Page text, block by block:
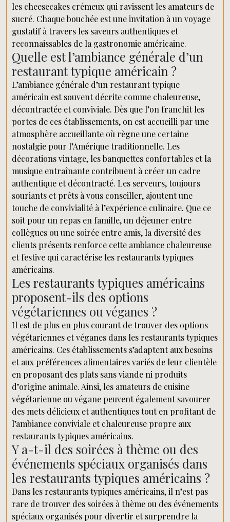
les cheesecakes crémeux qui ravissent les amateurs de
sucré. Chaque bouchée est une invitation à un voyage
gustatif à travers les saveurs authentiques et
reconnaissables de la gastronomie américaine.
Quelle est l’ambiance générale d’un
restaurant typique américain ?
L’ambiance générale d’un restaurant typique
américain est souvent décrite comme chaleureuse,
décontractée et conviviale. Dès que l’on franchit les
portes de ces établissements, on est accueilli par une
atmosphère accueillante où règne une certaine
nostalgie pour l’Amérique traditionnelle. Les
décorations vintage, les banquettes confortables et la
musique entraînante contribuent à créer un cadre
authentique et décontracté. Les serveurs, toujours
souriants et prêts à vous conseiller, ajoutent une
touche de convivialité à l’expérience culinaire. Que ce
soit pour un repas en famille, un déjeuner entre
collègues ou une soirée entre amis, la diversité des
clients présents renforce cette ambiance chaleureuse
et festive qui caractérise les restaurants typiques
américains.
Les restaurants typiques américains
proposent-ils des options
végétariennes ou véganes ?
Il est de plus en plus courant de trouver des options
végétariennes et véganes dans les restaurants typiques
américains. Ces établissements s’adaptent aux besoins
et aux préférences alimentaires variés de leur clientèle
en proposant des plats sans viande ni produits
d’origine animale. Ainsi, les amateurs de cuisine
végétarienne ou végane peuvent également savourer
des mets délicieux et authentiques tout en profitant de
l’ambiance conviviale et chaleureuse propre aux
restaurants typiques américains.
Y a-t-il des soirées à thème ou des
événements spéciaux organisés dans
les restaurants typiques américains ?
Dans les restaurants typiques américains, il n’est pas
rare de trouver des soirées à thème ou des événements
spéciaux organisés pour divertir et surprendre la